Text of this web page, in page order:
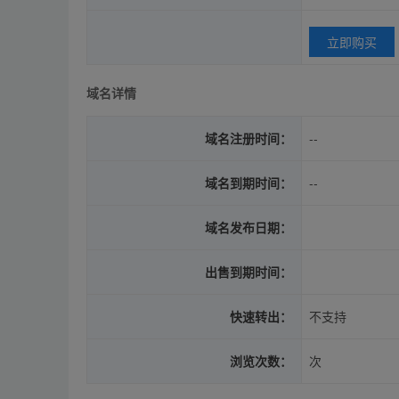
立即购买
域名详情
域名注册时间： --
域名到期时间： --
域名发布日期：
出售到期时间：
快速转出： 不支持
浏览次数： 次